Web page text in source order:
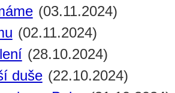
(03.11.2024)
(02.11.2024)
(28.10.2024)
duše (22.10.2024)